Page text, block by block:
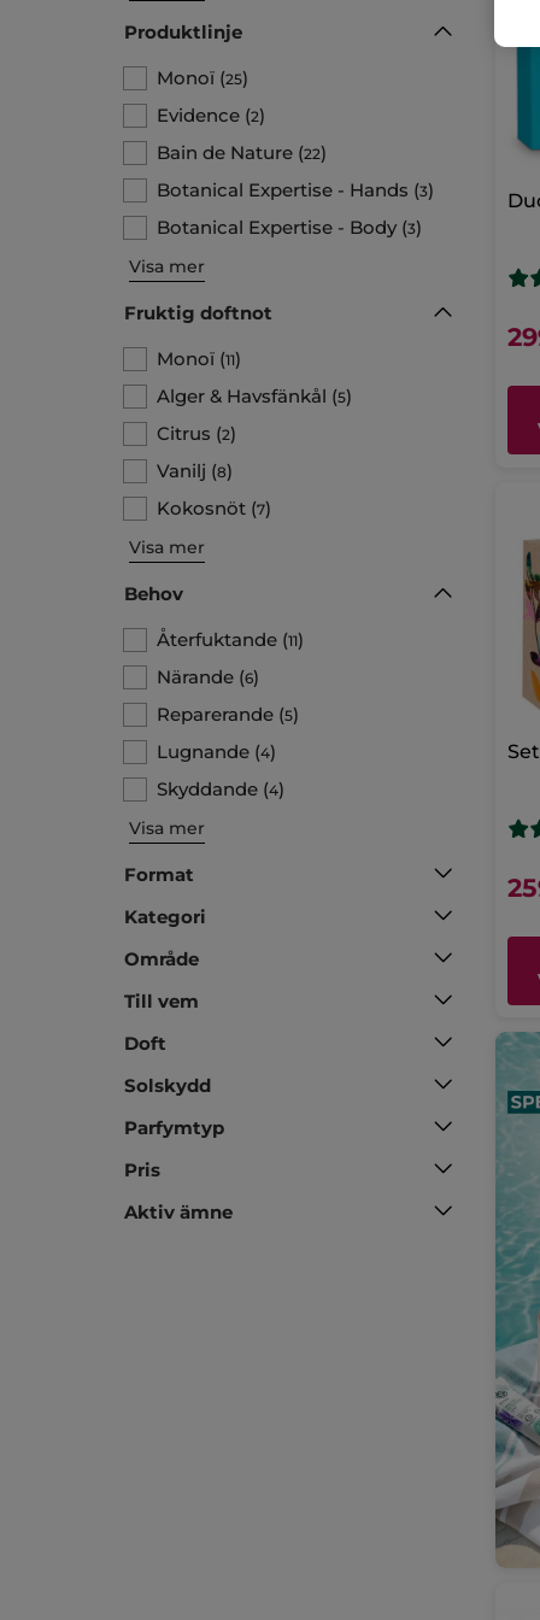
Produktlinje
Monoï (25)
Evidence (2)
Bain de Nature (22)
Botanical Expertise - Hands (3)
Botanical Expertise - Body (3)
Visa mer
Fruktig doftnot
Monoï (11)
Alger & Havsfänkål (5)
Citrus (2)
Vanilj (8)
Kokosnöt (7)
Visa mer
Behov
Återfuktande (11)
Närande (6)
Reparerande (5)
Lugnande (4)
Skyddande (4)
Visa mer
Format
Kategori
Område
Till vem
Doft
Solskydd
Parfymtyp
Pris
Aktiv ämne